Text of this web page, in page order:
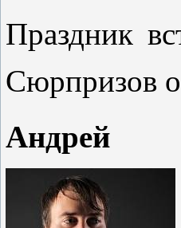
Праздник
Сюрпризов
Андрей